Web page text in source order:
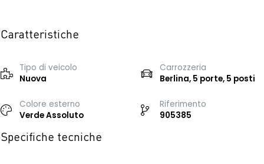
Caratteristiche
Tipo di veicolo
Nuova
Carrozzeria
Berlina, 5 porte, 5 posti
Colore esterno
Verde Assoluto
Riferimento
905385
Specifiche tecniche